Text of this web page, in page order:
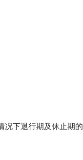
况下退行期及休止期的